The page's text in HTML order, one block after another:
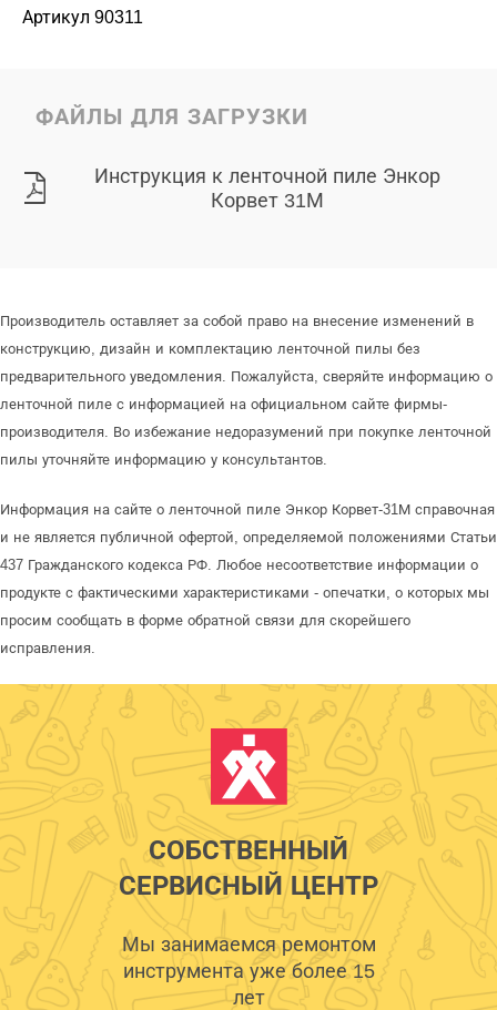
Артикул 90311
ФАЙЛЫ ДЛЯ ЗАГРУЗКИ
Инструкция к ленточной пиле Энкор
Корвет 31М
Производитель оставляет за собой право на внесение изменений в
конструкцию, дизайн и комплектацию ленточной пилы без
предварительного уведомления. Пожалуйста, сверяйте информацию о
ленточной пиле с информацией на официальном сайте фирмы-
производителя. Во избежание недоразумений при покупке ленточной
пилы уточняйте информацию у консультантов.
Информация на сайте о ленточной пиле Энкор Корвет-31М справочная
и не является публичной офертой, определяемой положениями Статьи
437 Гражданского кодекса РФ. Любое несоответствие информации о
продукте с фактическими характеристиками - опечатки, о которых мы
просим сообщать в форме обратной связи для скорейшего
исправления.
СОБСТВЕННЫЙ
СЕРВИСНЫЙ ЦЕНТР
Мы занимаемся ремонтом
инструмента уже более 15
лет